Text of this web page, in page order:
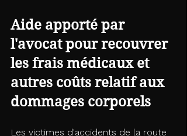
Aide apporté par
l'avocat pour recouvrer
les frais médicaux et
autres coûts relatif aux
dommages corporels
Les victimes d'accidents de la route